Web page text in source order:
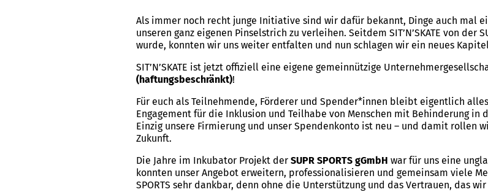
Als immer noch recht junge Initiative sind wir dafür bekannt, Dinge auch mal
unseren ganz eigenen Pinselstrich zu verleihen. Seitdem SIT’N’SKATE von der
wurde, konnten wir uns weiter entfalten und nun schlagen wir ein neues
SIT’N’SKATE ist jetzt offiziell eine eigene gemeinnützige
(haftungsbeschränkt)!
Für euch als Teilnehmende, Förderer und Spender*innen bleibt eigentlich
Engagement für die Inklusion und Teilhabe von Menschen mit Behinderung in
Einzig unsere Firmierung und unser Spendenkonto ist neu – und damit rollen
Zukunft.
Die Jahre im Inkubator Projekt der SUPR SPORTS gGmbH war für uns eine
konnten unser Angebot erweitern, professionalisieren und gemeinsam viele
SPORTS sehr dankbar, denn ohne die Unterstützung und das Vertrauen, das